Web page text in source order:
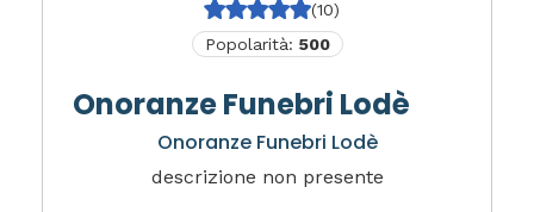
(10)
Popolarità: 500
Onoranze Funebri Lodè
Onoranze Funebri Lodè
descrizione non presente